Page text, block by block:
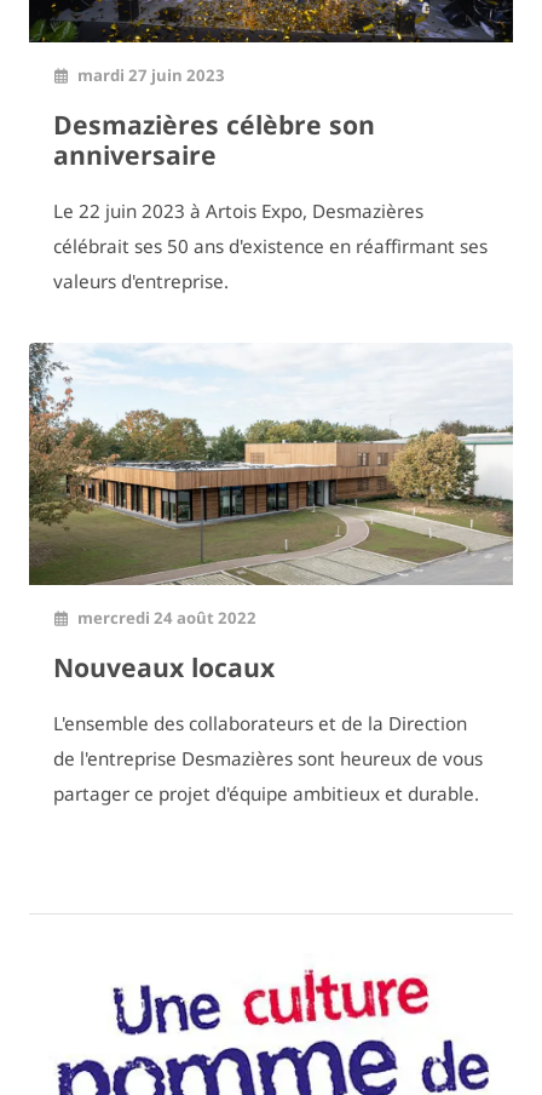
mardi 27 juin 2023
Desmazières célèbre son
anniversaire
Le 22 juin 2023 à Artois Expo, Desmazières
célébrait ses 50 ans d'existence en réaffirmant ses
valeurs d'entreprise.
mercredi 24 août 2022
Nouveaux locaux
L'ensemble des collaborateurs et de la Direction
de l'entreprise Desmazières sont heureux de vous
partager ce projet d'équipe ambitieux et durable.